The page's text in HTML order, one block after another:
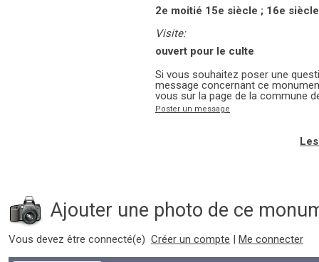
2e moitié 15e siècle ; 16e siècle
Visite:
ouvert pour le culte
Si vous souhaitez poser une
message concernant ce
vous sur la page de la commune
Poster un message
Ajouter une photo de ce
Vous devez être connecté(e) Créer un compte | Me connecter